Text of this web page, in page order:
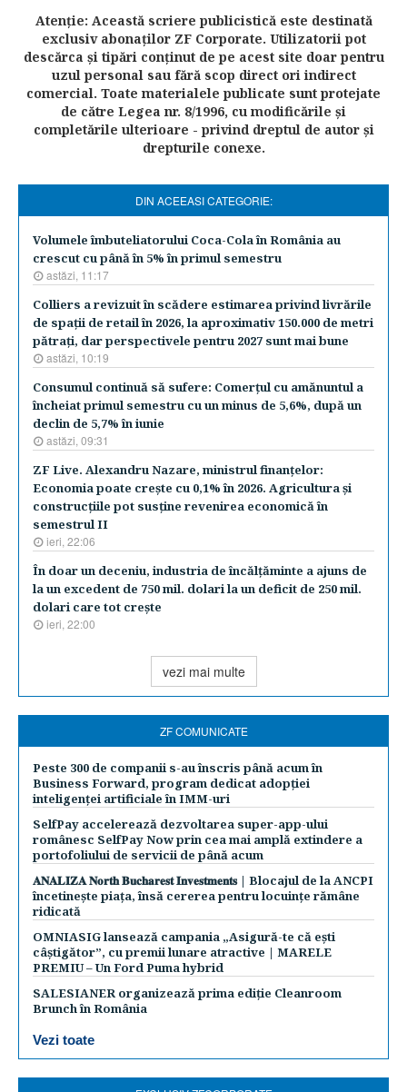
Atenţie: Această scriere publicistică este destinată
exclusiv abonaţilor ZF Corporate. Utilizatorii pot
descărca şi tipări conţinut de pe acest site doar pentru
uzul personal sau fără scop direct ori indirect
comercial. Toate materialele publicate sunt protejate
de către Legea nr. 8/1996, cu modificările şi
completările ulterioare - privind dreptul de autor şi
drepturile conexe.
DIN ACEEASI CATEGORIE:
Volumele îmbuteliatorului Coca-Cola în România au
crescut cu până în 5% în primul semestru
astăzi, 11:17
Colliers a revizuit în scădere estimarea privind livrările
de spaţii de retail în 2026, la aproximativ 150.000 de metri
pătraţi, dar perspectivele pentru 2027 sunt mai bune
astăzi, 10:19
Consumul continuă să sufere: Comerţul cu amănuntul a
încheiat primul semestru cu un minus de 5,6%, după un
declin de 5,7% în iunie
astăzi, 09:31
ZF Live. Alexandru Nazare, ministrul finanţelor:
Economia poate creşte cu 0,1% în 2026. Agricultura şi
construcţiile pot susţine revenirea economică în
semestrul II
ieri, 22:06
În doar un deceniu, industria de încălţăminte a ajuns de
la un excedent de 750 mil. dolari la un deficit de 250 mil.
dolari care tot creşte
ieri, 22:00
vezi mai multe
ZF COMUNICATE
Peste 300 de companii s-au înscris până acum în
Business Forward, program dedicat adopției
inteligenței artificiale în IMM-uri
SelfPay accelerează dezvoltarea super-app-ului
românesc SelfPay Now prin cea mai amplă extindere a
portofoliului de servicii de până acum
𝐀𝐍𝐀𝐋𝐈𝐙𝐀 𝐍𝐨𝐫𝐭𝐡 𝐁𝐮𝐜𝐡𝐚𝐫𝐞𝐬𝐭 𝐈𝐧𝐯𝐞𝐬𝐭𝐦𝐞𝐧𝐭𝐬 | Blocajul de la ANCPI
încetinește piața, însă cererea pentru locuințe rămâne
ridicată
OMNIASIG lansează campania „Asigură-te că ești
câștigător”, cu premii lunare atractive | MARELE
PREMIU – Un Ford Puma hybrid
SALESIANER organizează prima ediție Cleanroom
Brunch în România
Vezi toate